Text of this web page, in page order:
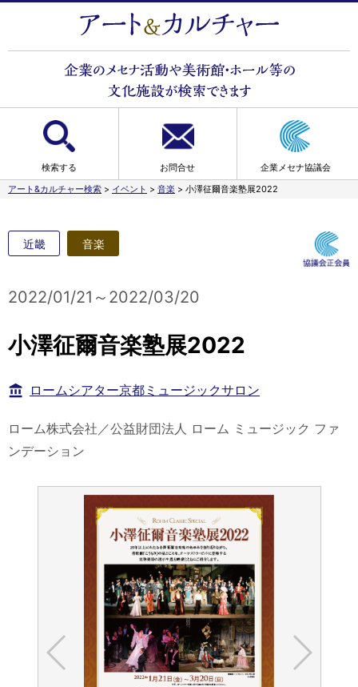
検索する お問合せ
企業メセナ協議会
アート&カルチャー検索 > イベント > 音楽 > 小澤征爾音楽塾展2022
近畿 音楽
2022/01/21～2022/03/20
小澤征爾音楽塾展2022
ロームシアター京都ミュージックサロン
ローム株式会社／公益財団法人 ローム ミュージック ファ
ンデーション